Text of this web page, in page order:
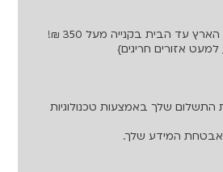
עד הבית בקנייה מעל 350 ₪!
שלך באמצעות טכנולוגיות
המידע שלך.